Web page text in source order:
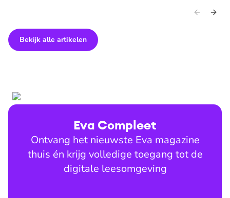
Bekijk alle artikelen
Eva Compleet
Ontvang het nieuwste Eva magazine
thuis én krijg volledige toegang tot de
digitale leesomgeving